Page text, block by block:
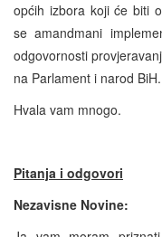
općih izbora koji će biti
se amandmani
odgovornosti
na Parlament i narod BiH.
Hvala vam mnogo.
Pitanja i odgovori
Nezavisne Novine: